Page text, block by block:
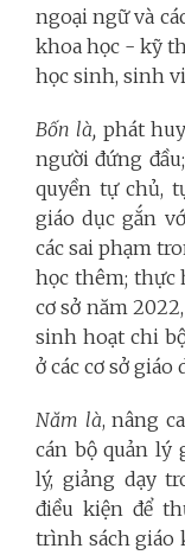
ngoại ngữ và
khoa học - kỹ
học sinh, sinh
Bốn là, phát
người đứng
quyền tự chủ,
giáo dục gắn
các sai phạm
học thêm; thực
cơ sở năm
sinh hoạt chi
ở các cơ sở
Năm là, nâng
cán bộ quản lý
lý, giảng dạy
điều kiện để
trình sách giáo